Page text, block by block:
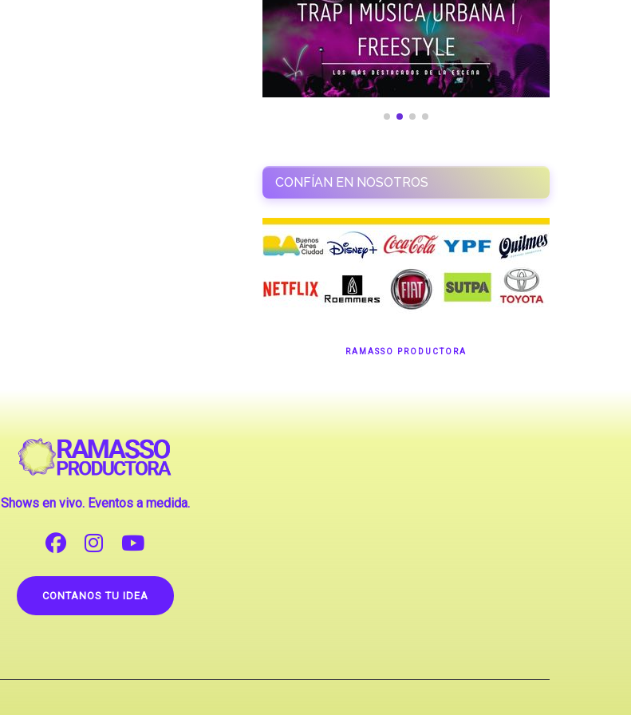
CONFÍAN EN NOSOTROS
RAMASSO PRODUCTORA
Shows en vivo. Eventos a medida.
CONTANOS TU IDEA